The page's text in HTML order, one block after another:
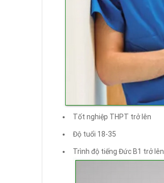
Tốt nghiệp THPT trở lên
Độ tuổi 18-35
Trình độ tiếng Đức B1 trở lên